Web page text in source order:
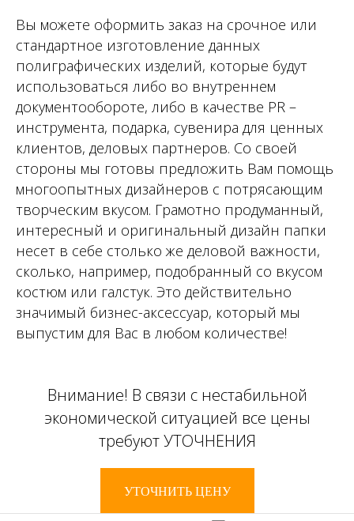
Вы можете оформить заказ на срочное или
стандартное изготовление данных
полиграфических изделий, которые будут
использоваться либо во внутреннем
документообороте, либо в качестве PR –
инструмента, подарка, сувенира для ценных
клиентов, деловых партнеров. Со своей
стороны мы готовы предложить Вам помощь
многоопытных дизайнеров с потрясающим
творческим вкусом. Грамотно продуманный,
интересный и оригинальный дизайн папки
несет в себе столько же деловой важности,
сколько, например, подобранный со вкусом
костюм или галстук. Это действительно
значимый бизнес-аксессуар, который мы
выпустим для Вас в любом количестве!
Внимание! В связи с нестабильной
экономической ситуацией все цены
требуют УТОЧНЕНИЯ
УТОЧНИТЬ ЦЕНУ